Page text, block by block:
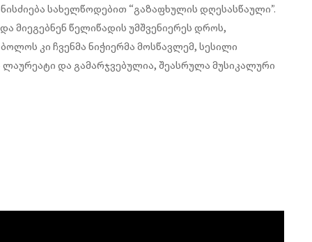
სახელწოდებით “გაზაფხულის დღესასწაული”.
მიეგებნენ წელიწადის უმშვენიერეს დროს,
კი ჩვენმა ნიჭიერმა მოსწავლემ, სესილი
და გამარჯვებულია, შეასრულა მუსიკალური